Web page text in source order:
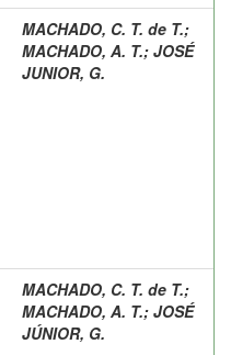
MACHADO, C. T. de T.;
MACHADO, A. T.; JOSÉ
JUNIOR, G.
MACHADO, C. T. de T.;
MACHADO, A. T.; JOSÉ
JÚNIOR, G.